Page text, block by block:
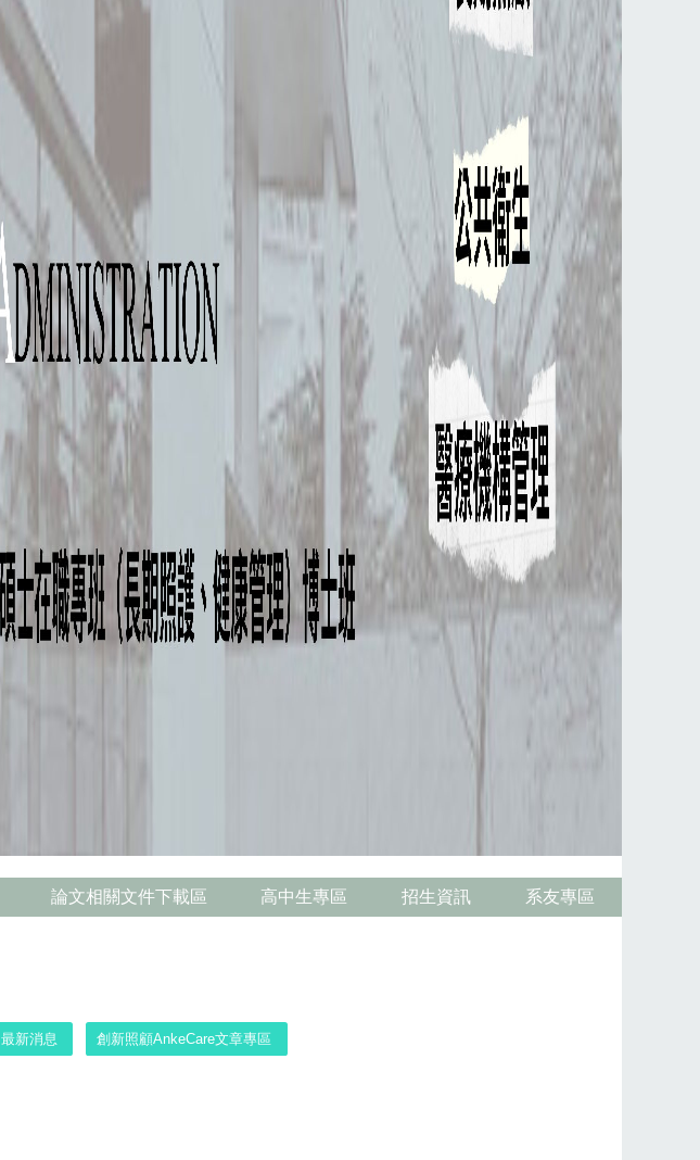
論文相關文件下載區 高中生專區 招生資訊 系友專區
最新消息 創新照顧AnkeCare文章專區